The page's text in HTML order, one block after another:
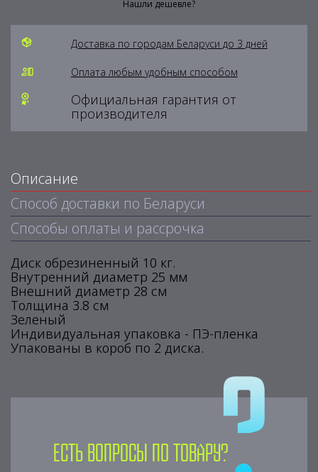
Нашли дешевле?
Доставка по городам Беларуси до 3 дней
Оплата любым удобным способом
Официальная гарантия от
производителя
Описание
Способ доставки по Беларуси
Способы оплаты и рассрочка
Диск обрезиненный 10 кг.
Внутренний диаметр 25 мм
Внешний диаметр 28 см
Толщина 3.8 см
Зеленый
Индивидуальная упаковка - ПЭ-пленка
Упакованы в короб по 2 диска.
Есть вопросы по товару?